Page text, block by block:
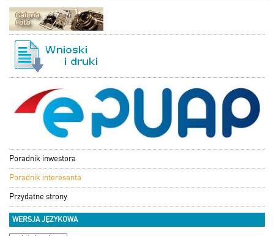
Poradnik inwestora
Poradnik interesanta
Przydatne strony
WERSJA JĘZYKOWA